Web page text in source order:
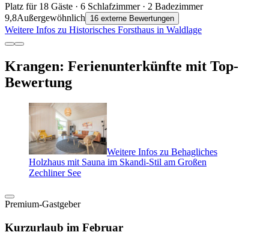
Platz für 18 Gäste · 6 Schlafzimmer · 2 Badezimmer
9,8Außergewöhnlich 16 externe Bewertungen
Weitere Infos zu Historisches Forsthaus in Waldlage
Krangen: Ferienunterkünfte mit Top-
Bewertung
Weitere Infos zu Behagliches
Holzhaus mit Sauna im Skandi-Stil am Großen
Zechliner See
Premium-Gastgeber
Kurzurlaub im Februar